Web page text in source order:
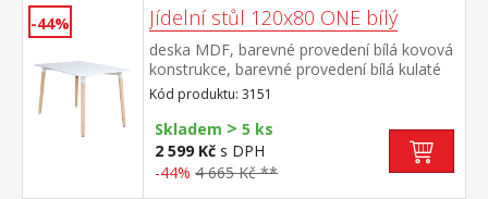
-44% Jídelní stůl 120x80 ONE bílý
deska MDF, barevné provedení bílá kovová
konstrukce, barevné provedení bílá kulaté
nohy, materiál masiv buk nastavitelné
plastové kluzáky s pochromovanou krytkou
Kód produktu: 3151
Skladem > 5 ks
2 599 Kč s DPH
-44% 4 665 Kč **